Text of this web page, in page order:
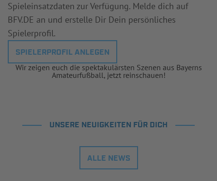
Spieleinsatzdaten zur Verfügung. Melde dich auf
BFV.DE an und erstelle Dir Dein persönliches
Spielerprofil.
SPIELERPROFIL ANLEGEN
Wir zeigen euch die spektakulärsten Szenen aus Bayerns
Amateurfußball, jetzt reinschauen!
UNSERE NEUIGKEITEN FÜR DICH
ALLE NEWS